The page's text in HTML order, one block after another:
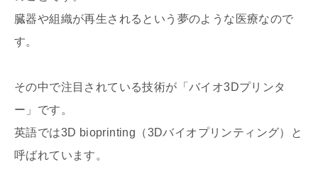
臓器や組織が再生されるという夢のような医療なので
す。
その中で注目されている技術が「バイオ3Dプリンタ
ー」です。
英語では3D bioprinting（3Dバイオプリンティング）と
呼ばれています。